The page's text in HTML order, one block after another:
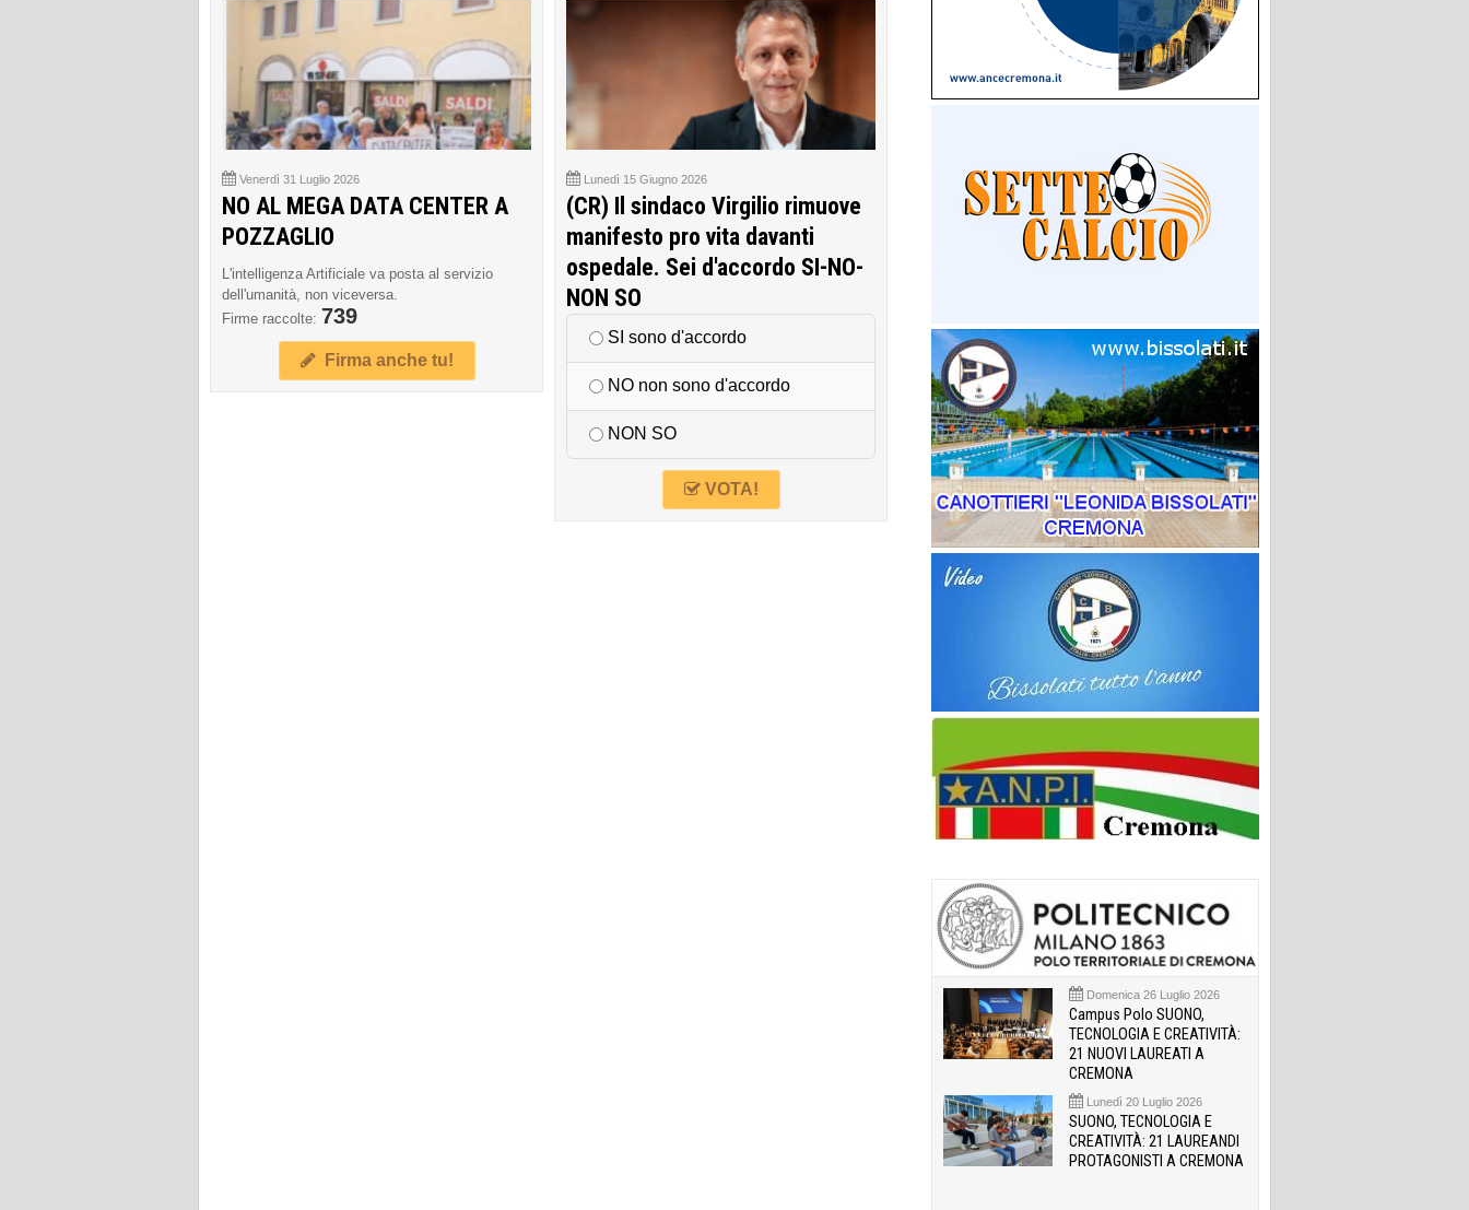
Venerdì 31 Luglio 2026
NO AL MEGA DATA CENTER A
POZZAGLIO
L'intelligenza Artificiale va posta al servizio
dell'umanità, non viceversa.
Firme raccolte: 739
Firma anche tu!
Lunedì 15 Giugno 2026
(CR) Il sindaco Virgilio rimuove
manifesto pro vita davanti
ospedale. Sei d'accordo SI-NO-
NON SO
SI sono d'accordo
NO non sono d'accordo
NON SO
VOTA!
Domenica 26 Luglio 2026
Campus Polo SUONO,
TECNOLOGIA E CREATIVITÀ:
21 NUOVI LAUREATI A
CREMONA
Lunedì 20 Luglio 2026
SUONO, TECNOLOGIA E
CREATIVITÀ: 21 LAUREANDI
PROTAGONISTI A CREMONA